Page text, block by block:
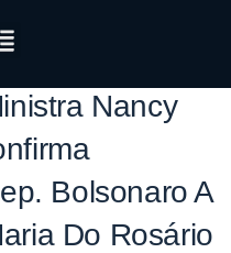
Nancy
Bolsonaro A
Do Rosário